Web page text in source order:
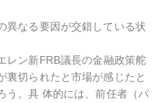
異なる要因が交錯している状
レン新FRB議長の金融政策舵
裏切られたと市場が感じたと
う。具 体的には、前任者（バ